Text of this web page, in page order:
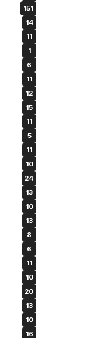
151
14
11
1
6
11
12
15
11
5
11
10
24
13
10
13
8
6
11
10
20
13
10
16